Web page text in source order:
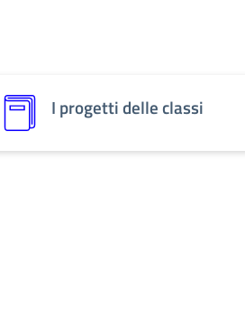
I progetti delle classi